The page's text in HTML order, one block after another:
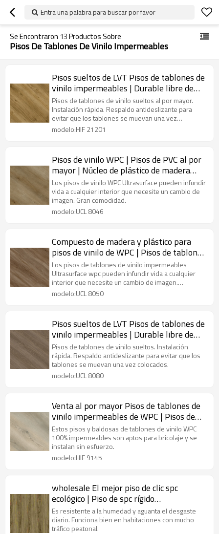
Entra una palabra para buscar por favor
Se Encontraron 13Productos Sobre
Pisos De Tablones De Vinilo Impermeables
Pisos sueltos de LVT Pisos de tablones de
vinilo impermeables | Durable libre de
COV resistente a la decoloración |
Fabricante de pisos de PVC HIF 21201
Pisos de tablones de vinilo sueltos al por mayor.
Instalación rápida. Respaldo antideslizante para
evitar que los tablones se muevan una vez
colocados.
modelo:HIF 21201
Pisos de vinilo WPC | Pisos de PVC al por
mayor | Núcleo de plástico de madera
para niños resistente al agua resistente a
los arañazos UCL 8046
Los pisos de vinilo WPC Ultrasurface pueden infundir
vida a cualquier interior que necesite un cambio de
imagen. Gran comodidad.
modelo:UCL 8046
Compuesto de madera y plástico para
pisos de vinilo de WPC | Pisos de tablones
de PVC | Apartamento Oficina Hotel
Dormitorio Cocina Residencial Comercial
UCL 8050
Los pisos de tablones de vinilo impermeables
Ultrasurface wpc pueden infundir vida a cualquier
interior que necesite un cambio de imagen.
Comodidad bajo los pies.
modelo:UCL 8050
Pisos sueltos de LVT Pisos de tablones de
vinilo impermeables | Durable libre de
COV resistente a la decoloración |
Fabricante de pisos de PVC UCL 8080
Pisos de tablones de vinilo sueltos. Instalación
rápida. Respaldo antideslizante para evitar que los
tablones se muevan una vez colocados.
modelo:UCL 8080
Venta al por mayor Pisos de tablones de
vinilo impermeables de WPC | Pisos de
baldosas de vinilo de lujo | Fabricante de
pisos al por mayor Diseño innovador
Confort HIF 9145
Estos pisos y baldosas de tablones de vinilo WPC
100% impermeables son aptos para bricolaje y se
instalan sin esfuerzo.
modelo:HIF 9145
wholesale El mejor piso de clic spc
ecológico | Piso de spc rígido
antideslizante de lujo | Piso de clic de
vinilo de diseño popular
Es resistente a la humedad y aguanta el desgaste
diario. Funciona bien en habitaciones con mucho
tráfico peatonal.